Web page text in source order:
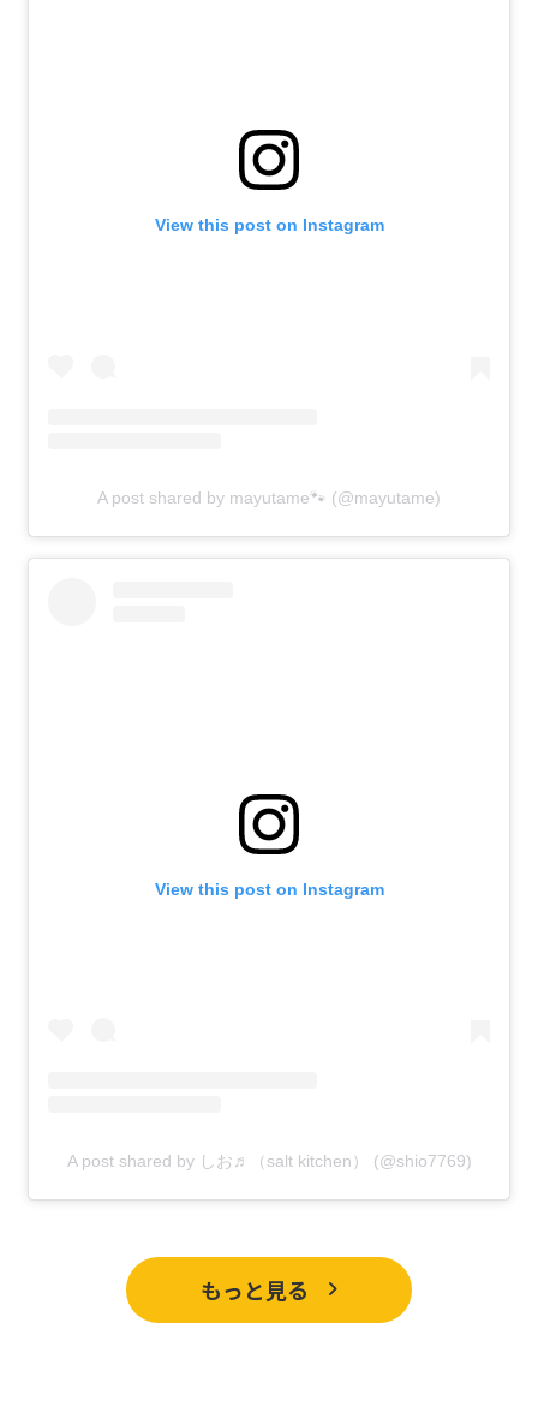
View this post on Instagram
A post shared by mayutame🐾 (@mayutame)
View this post on Instagram
A post shared by しお♬（salt kitchen） (@shio7769)
もっと見る